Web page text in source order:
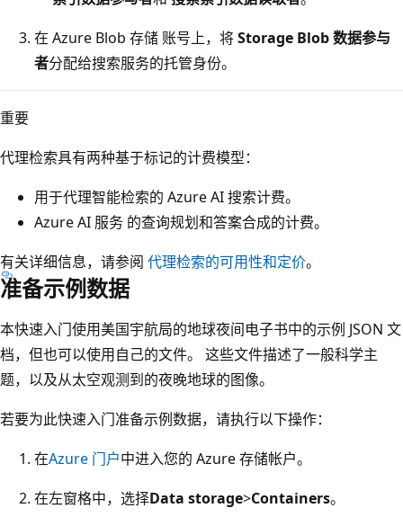
在 Azure Blob 存储 账号上，将Storage Blob 数据参与
者分配给搜索服务的托管身份。
重要
代理检索具有两种基于标记的计费模型：
用于代理智能检索的 Azure AI 搜索计费。
Azure AI 服务 的查询规划和答案合成的计费。
有关详细信息，请参阅 代理检索的可用性和定价。
准备示例数据
本快速入门使用美国宇航局的地球夜间电子书中的示例 JSON 文
档，但也可以使用自己的文件。 这些文件描述了一般科学主
题，以及从太空观测到的夜晚地球的图像。
若要为此快速入门准备示例数据，请执行以下操作：
在Azure 门户中进入您的 Azure 存储帐户。
在左窗格中，选择Data storage>Containers。